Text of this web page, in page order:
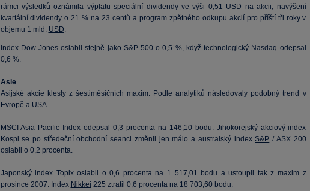
rámci výsledků oznámila výplatu speciální dividendy ve výši 0,51 USD na akcii, navýšení
kvartální dividendy o 21 % na 23 centů a program zpětného odkupu akcií pro příští tři roky v
objemu 1 mld. USD.
Index Dow Jonesoslabil stejně jako S&P500 o 0,5 %, když technologický Nasdaq odepsal
0,6 %.
Asie
Asijské akcie klesly z šestiměsíčních maxim. Podle analytiků následovaly podobný trend v
Evropě a USA.
MSCI Asia Pacific Index odepsal 0,3 procenta na 146,10 bodu. Jihokorejský akciový index
Kospi se po středeční obchodní seanci změnil jen málo a australský indexS&P / ASX 200
oslabil o 0,2 procenta.
Japonský index Topix oslabil o 0,6 procenta na 1 517,01 bodu a ustoupil tak z maxim z
prosince 2007. Index Nikkei 225 ztratil 0,6 procenta na 18 703,60 bodu.